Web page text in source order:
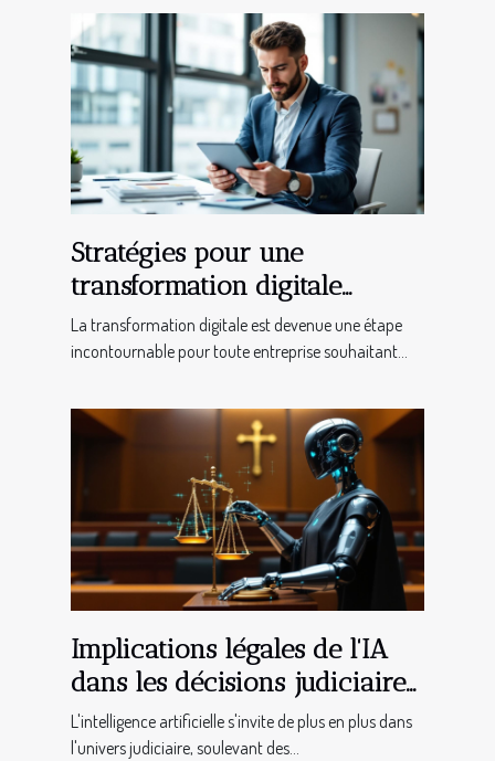
Stratégies pour une
transformation digitale
réussie en entreprise
La transformation digitale est devenue une étape
incontournable pour toute entreprise souhaitant...
Implications légales de l'IA
dans les décisions judiciaires
?
L'intelligence artificielle s'invite de plus en plus dans
l'univers judiciaire, soulevant des...